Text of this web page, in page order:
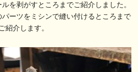
を剥がすところまでご紹介しました。
ーツをミシンで縫い付けるところまで
ご紹介します。